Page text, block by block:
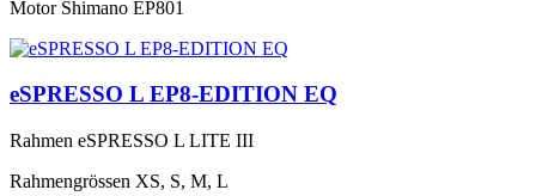
Motor Shimano EP801
eSPRESSO L EP8-EDITION EQ
Rahmen eSPRESSO L LITE III
Rahmengrössen XS, S, M, L